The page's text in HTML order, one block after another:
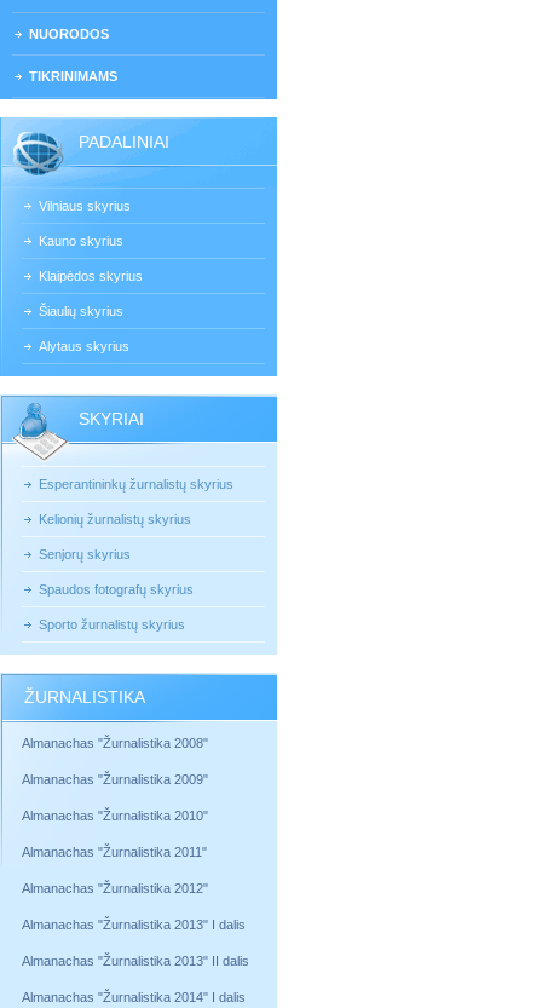
NUORODOS
TIKRINIMAMS
PADALINIAI
Vilniaus skyrius
Kauno skyrius
Klaipėdos skyrius
Šiaulių skyrius
Alytaus skyrius
SKYRIAI
Esperantininkų žurnalistų skyrius
Kelionių žurnalistų skyrius
Senjorų skyrius
Spaudos fotografų skyrius
Sporto žurnalistų skyrius
ŽURNALISTIKA
Almanachas "Žurnalistika 2008"
Almanachas "Žurnalistika 2009"
Almanachas "Žurnalistika 2010"
Almanachas "Žurnalistika 2011"
Almanachas "Žurnalistika 2012"
Almanachas "Žurnalistika 2013" I dalis
Almanachas "Žurnalistika 2013" II dalis
Almanachas "Žurnalistika 2014" I dalis